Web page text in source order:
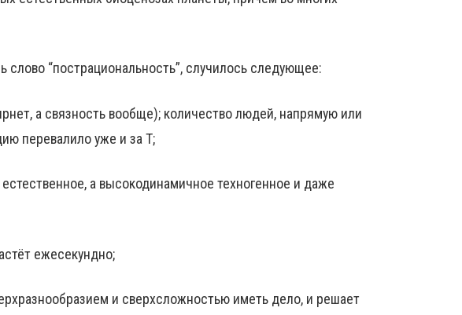
слово “пострациональность”, случилось следующее:
а связность вообще); количество людей, напрямую или
перевалило уже и за Т;
а высокодинамичное техногенное и даже
ежесекундно;
и сверхсложностью иметь дело, и решает